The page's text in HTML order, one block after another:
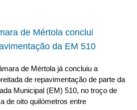
de Mértola conclui
da EM 510
de Mértola já concluiu a
de repavimentação de parte da
Municipal (EM) 510, no troço de
de oito quilómetros entre